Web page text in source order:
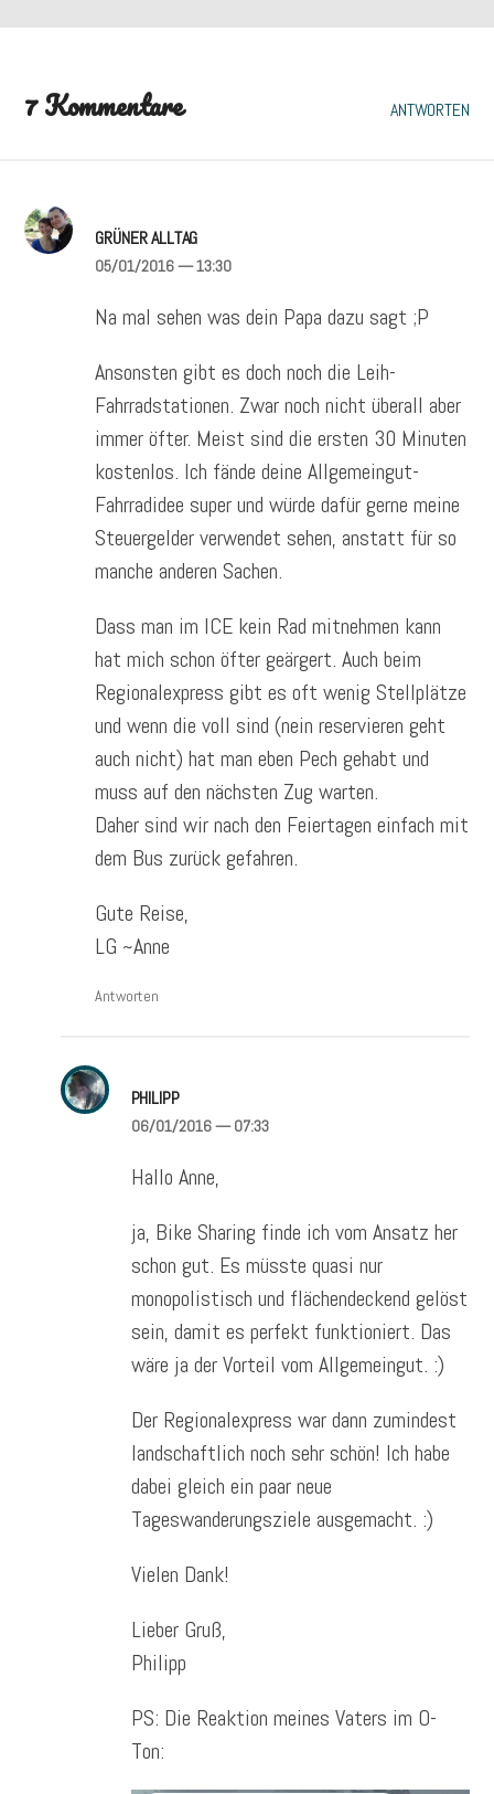
7 Kommentare ANTWORTEN
GRÜNER ALLTAG
05/01/2016— 13:30
Na mal sehen was dein Papa dazu sagt ;P
Ansonsten gibt es doch noch die Leih-
Fahrradstationen. Zwar noch nicht überall aber
immer öfter. Meist sind die ersten 30 Minuten
kostenlos. Ich fände deine Allgemeingut-
Fahrradidee super und würde dafür gerne meine
Steuergelder verwendet sehen, anstatt für so
manche anderen Sachen.
Dass man im ICE kein Rad mitnehmen kann
hat mich schon öfter geärgert. Auch beim
Regionalexpress gibt es oft wenig Stellplätze
und wenn die voll sind (nein reservieren geht
auch nicht) hat man eben Pech gehabt und
muss auf den nächsten Zug warten.
Daher sind wir nach den Feiertagen einfach mit
dem Bus zurück gefahren.
Gute Reise,
LG ~Anne
Antworten
PHILIPP
06/01/2016— 07:33
Hallo Anne,
ja, Bike Sharing finde ich vom Ansatz her
schon gut. Es müsste quasi nur
monopolistisch und flächendeckend gelöst
sein, damit es perfekt funktioniert. Das
wäre ja der Vorteil vom Allgemeingut. :)
Der Regionalexpress war dann zumindest
landschaftlich noch sehr schön! Ich habe
dabei gleich ein paar neue
Tageswanderungsziele ausgemacht. :)
Vielen Dank!
Lieber Gruß,
Philipp
PS: Die Reaktion meines Vaters im O-
Ton: